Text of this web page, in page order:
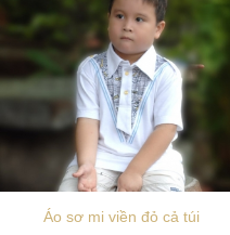
Áo sơ mi viền đỏ cả túi